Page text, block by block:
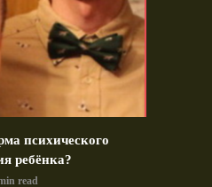
психического
ребёнка?
read